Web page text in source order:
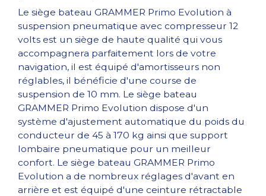
Le siège bateau GRAMMER Primo Evolution à
suspension pneumatique avec compresseur 12
volts est un siège de haute qualité qui vous
accompagnera parfaitement lors de votre
navigation, il est équipé d'amortisseurs non
réglables, il bénéficie d'une course de
suspension de 10 mm. Le siège bateau
GRAMMER Primo Evolution dispose d'un
système d'ajustement automatique du poids du
conducteur de 45 à 170 kg ainsi que support
lombaire pneumatique pour un meilleur
confort. Le siège bateau GRAMMER Primo
Evolution a de nombreux réglages d'avant en
arrière et est équipé d'une ceinture rétractable